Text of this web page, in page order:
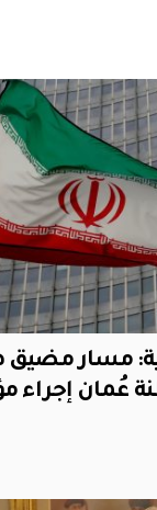
مسار مضيق
عُمان إجراء